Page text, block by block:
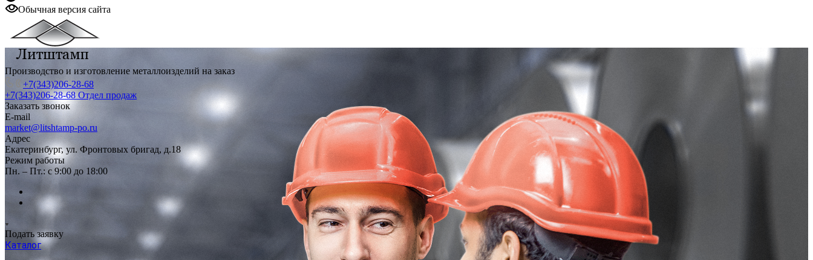
Обычная версия сайта
Производство и изготовление металлоизделий на заказ
+7(343)206-28-68
+7(343)206-28-68 Отдел продаж
Заказать звонок
E-mail
market@litshtamp-po.ru
Адрес
Екатеринбург, ул. Фронтовых бригад, д.18
Режим работы
Пн. – Пт.: с 9:00 до 18:00
Подать заявку
Каталог